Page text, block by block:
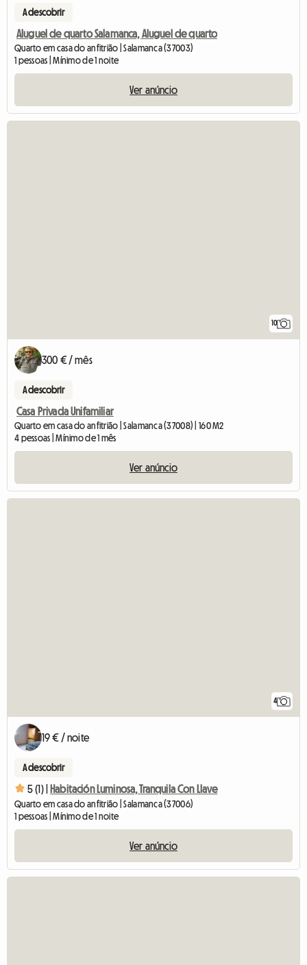
A descobrir
Aluguel de quarto Salamanca, Aluguel de quarto
Quarto em casa do anfitrião | Salamanca (37003)
1 pessoas | Mínimo de 1 noite
Ver anúncio
10
300 € / mês
A descobrir
Casa Privada Unifamiliar
Quarto em casa do anfitrião | Salamanca (37008) | 160 M2
4 pessoas | Mínimo de 1 mês
Ver anúncio
4
19 € / noite
A descobrir
5 (1) | Habitación Luminosa, Tranquila Con Llave
Quarto em casa do anfitrião | Salamanca (37006)
1 pessoas | Mínimo de 1 noite
Ver anúncio